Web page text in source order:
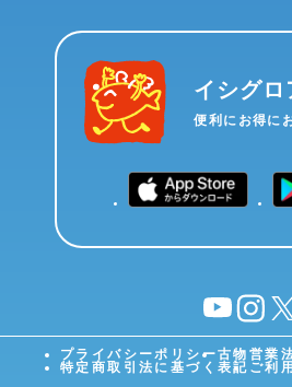
イシグロ
便利にお得に
YouTubeinstagram
X
プライバシーポリシー古物営業
特定商取引法に基づく表記 ご利